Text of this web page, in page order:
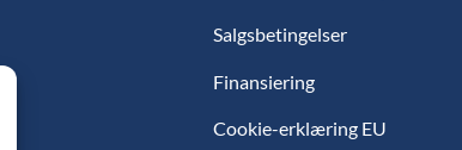
Salgsbetingelser
Finansiering
Cookie-erklæring EU